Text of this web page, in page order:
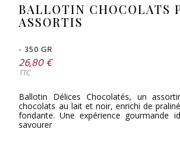
BALLOTIN CHOCOLATS
ASSORTIS
- 350 GR
26,80 €
TTC
Ballotin Délices Chocolatés, un
chocolats au lait et noir, enrichi de
fondante. Une expérience gourmande
savourer